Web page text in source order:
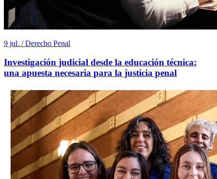
9 jul. / Derecho Penal
Investigación judicial desde la educación técnica:
una apuesta necesaria para la justicia penal